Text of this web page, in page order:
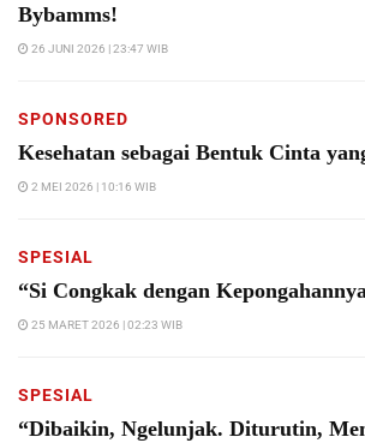
Bybamms!
26 JUNI 2026 | 23:47 WIB
SPONSORED
Kesehatan sebagai Bentuk Cinta
2 MEI 2026 | 10:16 WIB
SPESIAL
“Si Congkak dengan
25 MARET 2026 | 02:23 WIB
SPESIAL
“Dibaikin, Ngelunjak. Diturutin,